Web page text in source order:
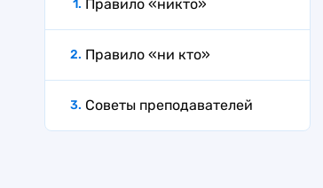
Правило «никто»
Правило «ни кто»
Советы преподавателей